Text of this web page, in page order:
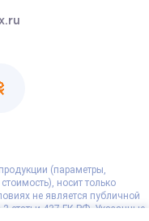
(параметры,
носит только
не является публичной
статьи 437 ГК РФ. Указанные